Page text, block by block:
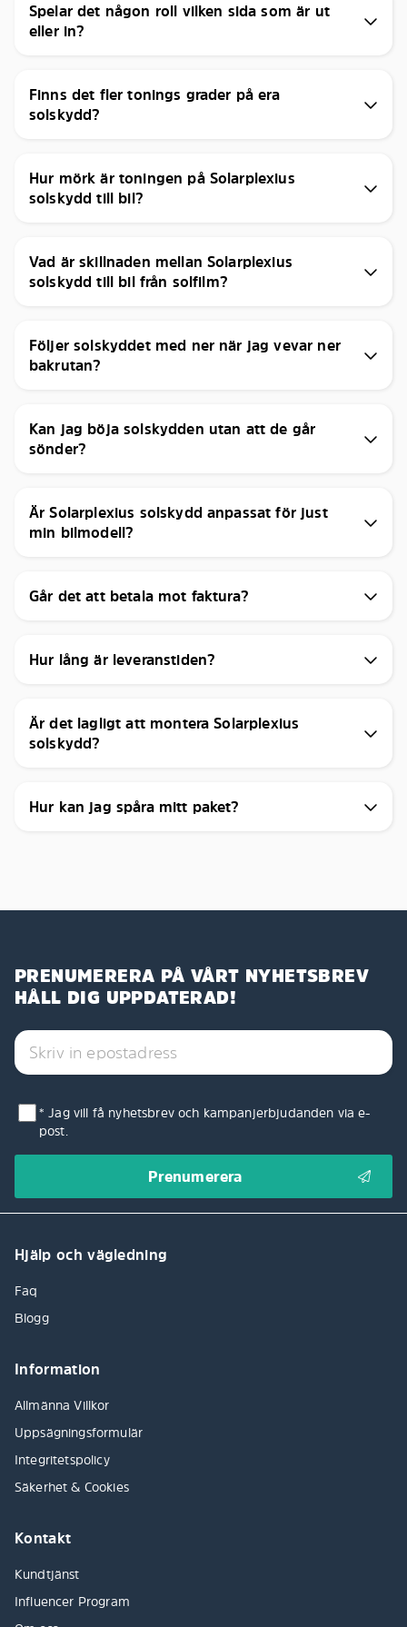
Spelar det någon roll vilken sida som är ut
eller in?
Finns det fler tonings grader på era
solskydd?
Hur mörk är toningen på Solarplexius
solskydd till bil?
Vad är skillnaden mellan Solarplexius
solskydd till bil från solfilm?
Följer solskyddet med ner när jag vevar ner
bakrutan?
Kan jag böja solskydden utan att de går
sönder?
Är Solarplexius solskydd anpassat för just
min bilmodell?
Går det att betala mot faktura?
Hur lång är leveranstiden?
Är det lagligt att montera Solarplexius
solskydd?
Hur kan jag spåra mitt paket?
PRENUMERERA PÅ VÅRT NYHETSBREV
HÅLL DIG UPPDATERAD!
* Jag vill få nyhetsbrev och kampanjerbjudanden via e-
post.
Hjälp och vägledning
Faq
Blogg
Information
Allmänna Villkor
Uppsägningsformulär
Integritetspolicy
Säkerhet & Cookies
Kontakt
Kundtjänst
Influencer Program